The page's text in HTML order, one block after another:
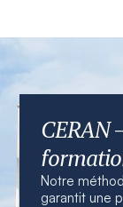
CERAN
Notre
garantit une